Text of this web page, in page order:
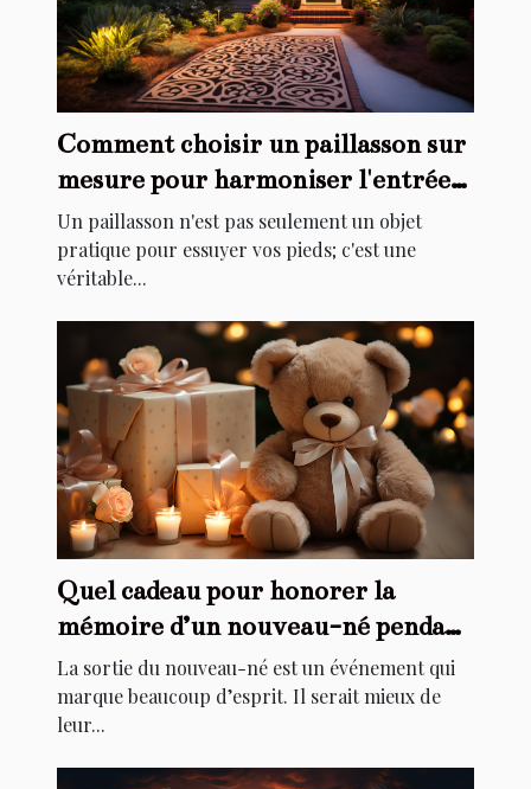
Comment choisir un paillasson sur
mesure pour harmoniser l'entrée
de votre maison
Un paillasson n'est pas seulement un objet
pratique pour essuyer vos pieds; c'est une
véritable...
Quel cadeau pour honorer la
mémoire d’un nouveau-né pendant
son baptême ?
La sortie du nouveau-né est un événement qui
marque beaucoup d’esprit. Il serait mieux de
leur...